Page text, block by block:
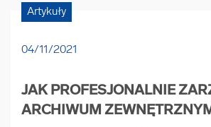
Niszczenie nośników informacji
Artykuły
04/11/2021
JAK PROFESJONALNIE
ARCHIWUM